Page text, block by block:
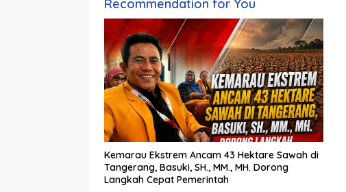
Recommendation for You
Kemarau Ekstrem Ancam 43 Hektare Sawah di
Tangerang, Basuki, SH., MM., MH. Dorong
Langkah Cepat Pemerintah